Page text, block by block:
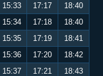
15:33 17:17
18:40
15:34 17:18
18:40
15:35 17:19
18:41
15:36 17:20
18:42
15:37 17:21
18:43